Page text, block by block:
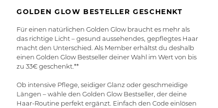
GOLDEN GLOW BESTELLER GESCHENKT
Für einen natürlichen Golden Glow braucht es mehr als
das richtige Licht – gesund aussehendes, gepflegtes Haar
macht den Unterschied. Als Member erhältst du deshalb
einen Golden Glow Bestseller deiner Wahl im Wert von bis
zu 33€ geschenkt.**
Ob intensive Pflege, seidiger Glanz oder geschmeidige
Längen – wähle den Golden Glow Bestseller, der deine
Haar-Routine perfekt ergänzt. Einfach den Code einlösen